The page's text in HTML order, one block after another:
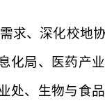
、深化校地协
化局、医药产
处、生物与食